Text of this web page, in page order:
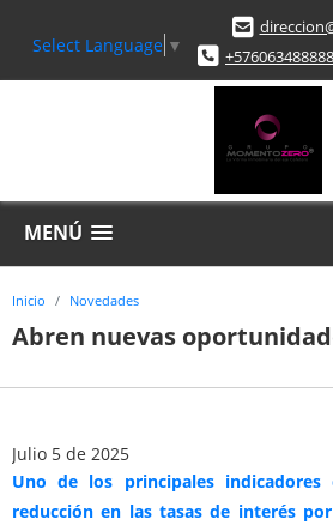
Select Language ▼
+576063488888
MENÚ
Inicio Novedades
Julio 5 de 2025
Uno de los principales
reducción en las tasas de interés